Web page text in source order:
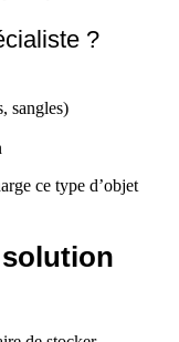
?
sangles)
ce type d’objet